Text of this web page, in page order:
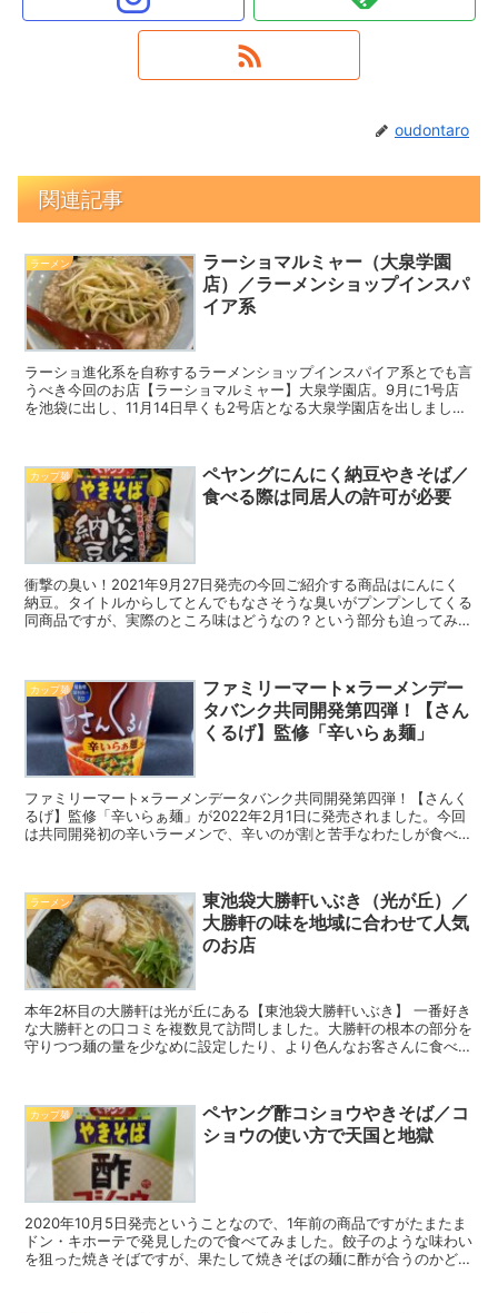
oudontaro
関連記事
ラーメン
ラーショマルミャー（大泉学園
店）／ラーメンショップインスパ
イア系
ラーショ進化系を自称するラーメンショップインスパイア系とでも言
うべき今回のお店【ラーショマルミャー】大泉学園店。9月に1号店
を池袋に出し、11月14日早くも2号店となる大泉学園店を出しまし
カップ麺
ペヤングにんにく納豆やきそば／
食べる際は同居人の許可が必要
衝撃の臭い！2021年9月27日発売の今回ご紹介する商品はにんにく
納豆。タイトルからしてとんでもなさそうな臭いがプンプンしてくる
同商品ですが、実際のところ味はどうなの？という部分も迫ってみま
カップ麺
ファミリーマート×ラーメンデー
タバンク共同開発第四弾！【さん
くるげ】監修「辛いらぁ麺」
ファミリーマート×ラーメンデータバンク共同開発第四弾！【さんく
るげ】監修「辛いらぁ麺」が2022年2月1日に発売されました。今回
は共同開発初の辛いラーメンで、辛いのが割と苦手なわたしが食べて
ラーメン
東池袋大勝軒いぶき（光が丘）／
大勝軒の味を地域に合わせて人気
のお店
本年2杯目の大勝軒は光が丘にある【東池袋大勝軒いぶき】 一番好き
な大勝軒との口コミを複数見て訪問しました。大勝軒の根本の部分を
守りつつ麺の量を少なめに設定したり、より色んなお客さんに食べや
カップ麺
ペヤング酢コショウやきそば／コ
ショウの使い方で天国と地獄
2020年10月5日発売ということなので、1年前の商品ですがたまたま
ドン・キホーテで発見したので食べてみました。餃子のような味わい
を狙った焼きそばですが、果たして焼きそばの麺に酢が合うのかどう